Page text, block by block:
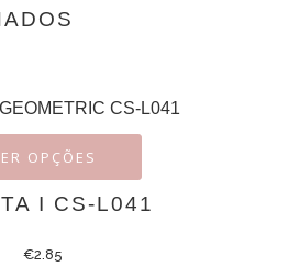
OPÇÕES
I CS-L041
€2.85